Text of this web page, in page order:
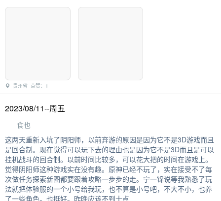
贵州省 点赞：1
2023/08/11--周五
食也
这两天重新入坑了阴阳师，以前弃游的原因是因为它不是3D游戏而且
是回合制。现在觉得可以玩下去的理由也是因为它不是3D而且是可以
挂机战斗的回合制。以前时间比较多，可以花大把的时间在游戏上。
觉得阴阳师这种游戏实在没有趣。原神已经不玩了，实在接受不了每
次做任务探索新图都要跟着攻略一步步的走。宁一锦说等我熟悉了玩
法就把体验服的一个小号给我玩，也不算是小号吧，不大不小，也养
了一些角色。也挺好。昨晚应该不到十点